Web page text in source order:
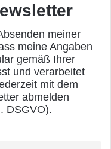
meiner
meine Angaben
gemäß Ihrer
und verarbeitet
mit dem
abmelden
DSGVO).